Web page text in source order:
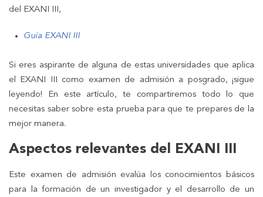
del EXANI III,
Guía EXANI III
Si eres aspirante de alguna de estas universidades que aplica
el EXANI III como examen de admisión a posgrado, ¡sigue
leyendo! En este artículo, te compartiremos todo lo que
necesitas saber sobre esta prueba para que te prepares de la
mejor manera.
Aspectos relevantes del EXANI III
Este examen de admisión evalúa los conocimientos básicos
para la formación de un investigador y el desarrollo de un